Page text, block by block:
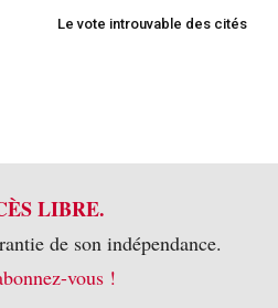
Le vote introuvable des cités
LIBRE.
de son indépendance.
vous !